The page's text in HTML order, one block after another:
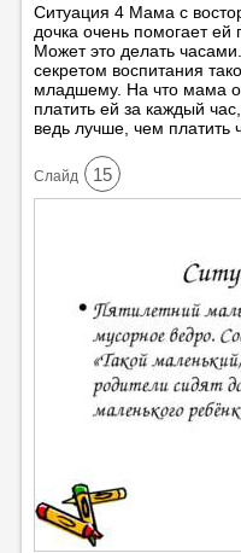
Ситуация 4 Мама с
дочка очень помогает
Может это делать
секретом воспитания
младшему. На что мама
платить ей за каждый
ведь лучше, чем платить
Cлайд 15